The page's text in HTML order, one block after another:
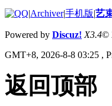
|Archiver|手机版|艺
Powered by Discuz! X3.4©
GMT+8, 2026-8-8 03:25 ,
返回顶部